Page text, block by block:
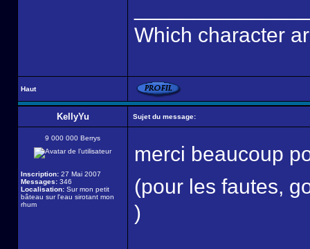
Which character
Haut
KellyYu Sujet du message:
9 000 000 Berrys
Inscription: 27 Mai 2007
Messages: 346
Localisation: Sur mon petit
bâteau sur l'eau sirotant mon
rhum
merci beaucoup
(pour les fautes,
)